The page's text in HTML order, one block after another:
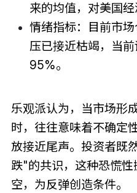
来的均值，对美国经
情绪指标：目前市
压已接近枯竭，当
95%。
乐观派认为，当市场形
时，往往意味着不确定
放接近尾声。投资者既
跌"的共识，这种恐慌
空，为反弹创造条件。